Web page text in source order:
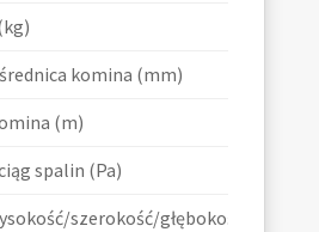
komina (mm)
(m)
spalin (Pa)
szerokość/głębokość)